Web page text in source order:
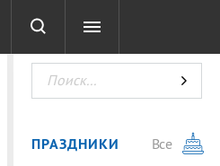
ТЕСТЫ
ПРАЗДНИКИ
Все